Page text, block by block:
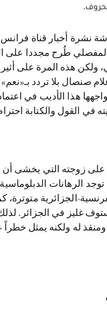
طُرح مجددا على
ولكن هذه المرة على أثير
صنصال بلا تردد
هذا الأديب في
في القول والكتابة
على زوجته التي يخشى أن
الرهانات
الجزائرية متوترة،
غليز في الجزائر.
له ولكنه يمثل خطراً